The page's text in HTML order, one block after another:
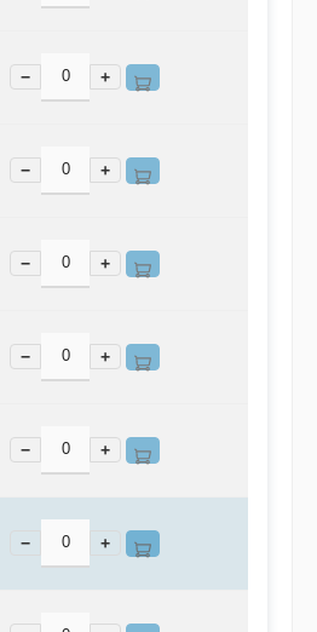
− +
− +
− +
− +
− +
− +